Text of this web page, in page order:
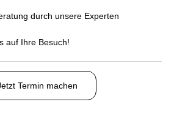
durch unsere Experten
auf Ihre Besuch!
Termin machen